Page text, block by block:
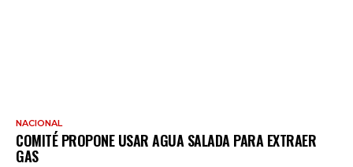
NACIONAL
COMITÉ PROPONE USAR AGUA SALADA PARA EXTRAER
GAS